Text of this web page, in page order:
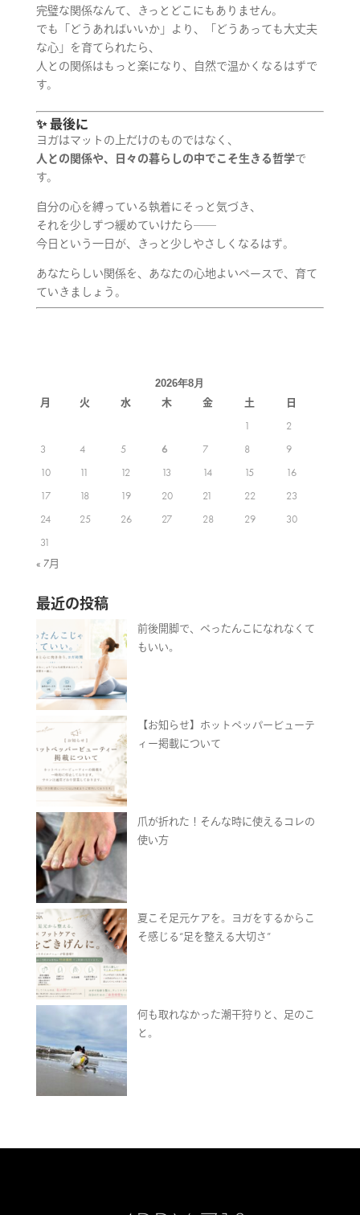
完璧な関係なんて、きっとどこにもありません。
でも「どうあればいいか」より、「どうあっても大丈夫
な心」を育てられたら、
人との関係はもっと楽になり、自然で温かくなるはずで
す。
✨ 最後に
ヨガはマットの上だけのものではなく、
人との関係や、日々の暮らしの中でこそ生きる哲学で
す。
自分の心を縛っている執着にそっと気づき、
それを少しずつ緩めていけたら──
今日という一日が、きっと少しやさしくなるはず。
あなたらしい関係を、あなたの心地よいペースで、育て
ていきましょう。
2026年8月
月 火 水 木 金 土
日
1
2
3
4 5 6 7 8
9
10
11 12 13 14 15
16
17
18 19 20 21 22
23
24
25 26 27 28 29
30
31
« 7月
最近の投稿
前後開脚で、ぺったんこになれなくて
もいい。
【お知らせ】ホットペッパービューテ
ィー掲載について
爪が折れた！そんな時に使えるコレの
使い方
夏こそ足元ケアを。ヨガをするからこ
そ感じる“足を整える大切さ”
何も取れなかった潮干狩りと、足のこ
と。